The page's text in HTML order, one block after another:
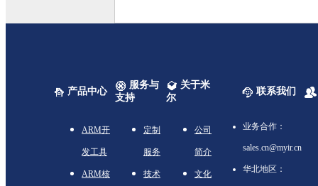
产品中心
服务与
支持
关于米
尔
联系我们
ARM开
发工具
ARM核
定制
服务
技术
公司
简介
文化
业务合作：
sales.cn@myir.cn
华北地区：